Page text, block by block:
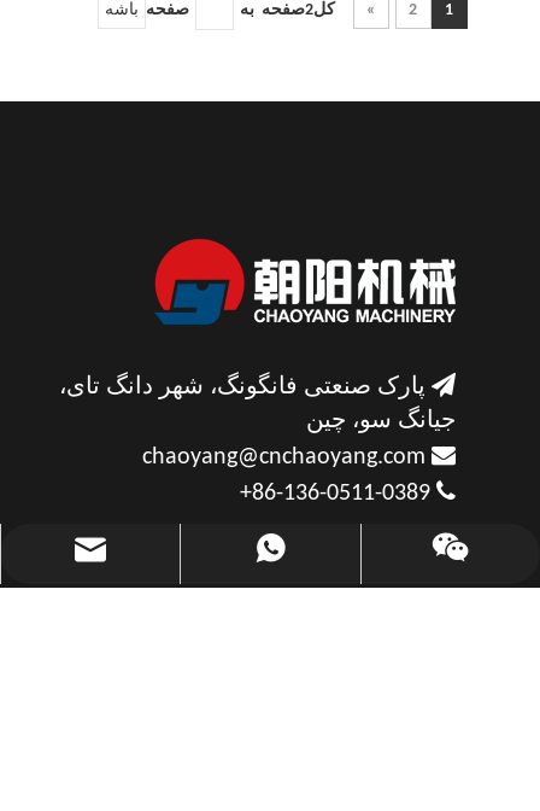
1
2
» کل2صفحه به صفحه باشه
 پارک صنعتی فانگونگ، شهر دانگ تای،
جیانگ سو، چین

chaoyang@cnchaoyang.com

+86-136-0511-0389
chaoyang@cnchaoyang.com